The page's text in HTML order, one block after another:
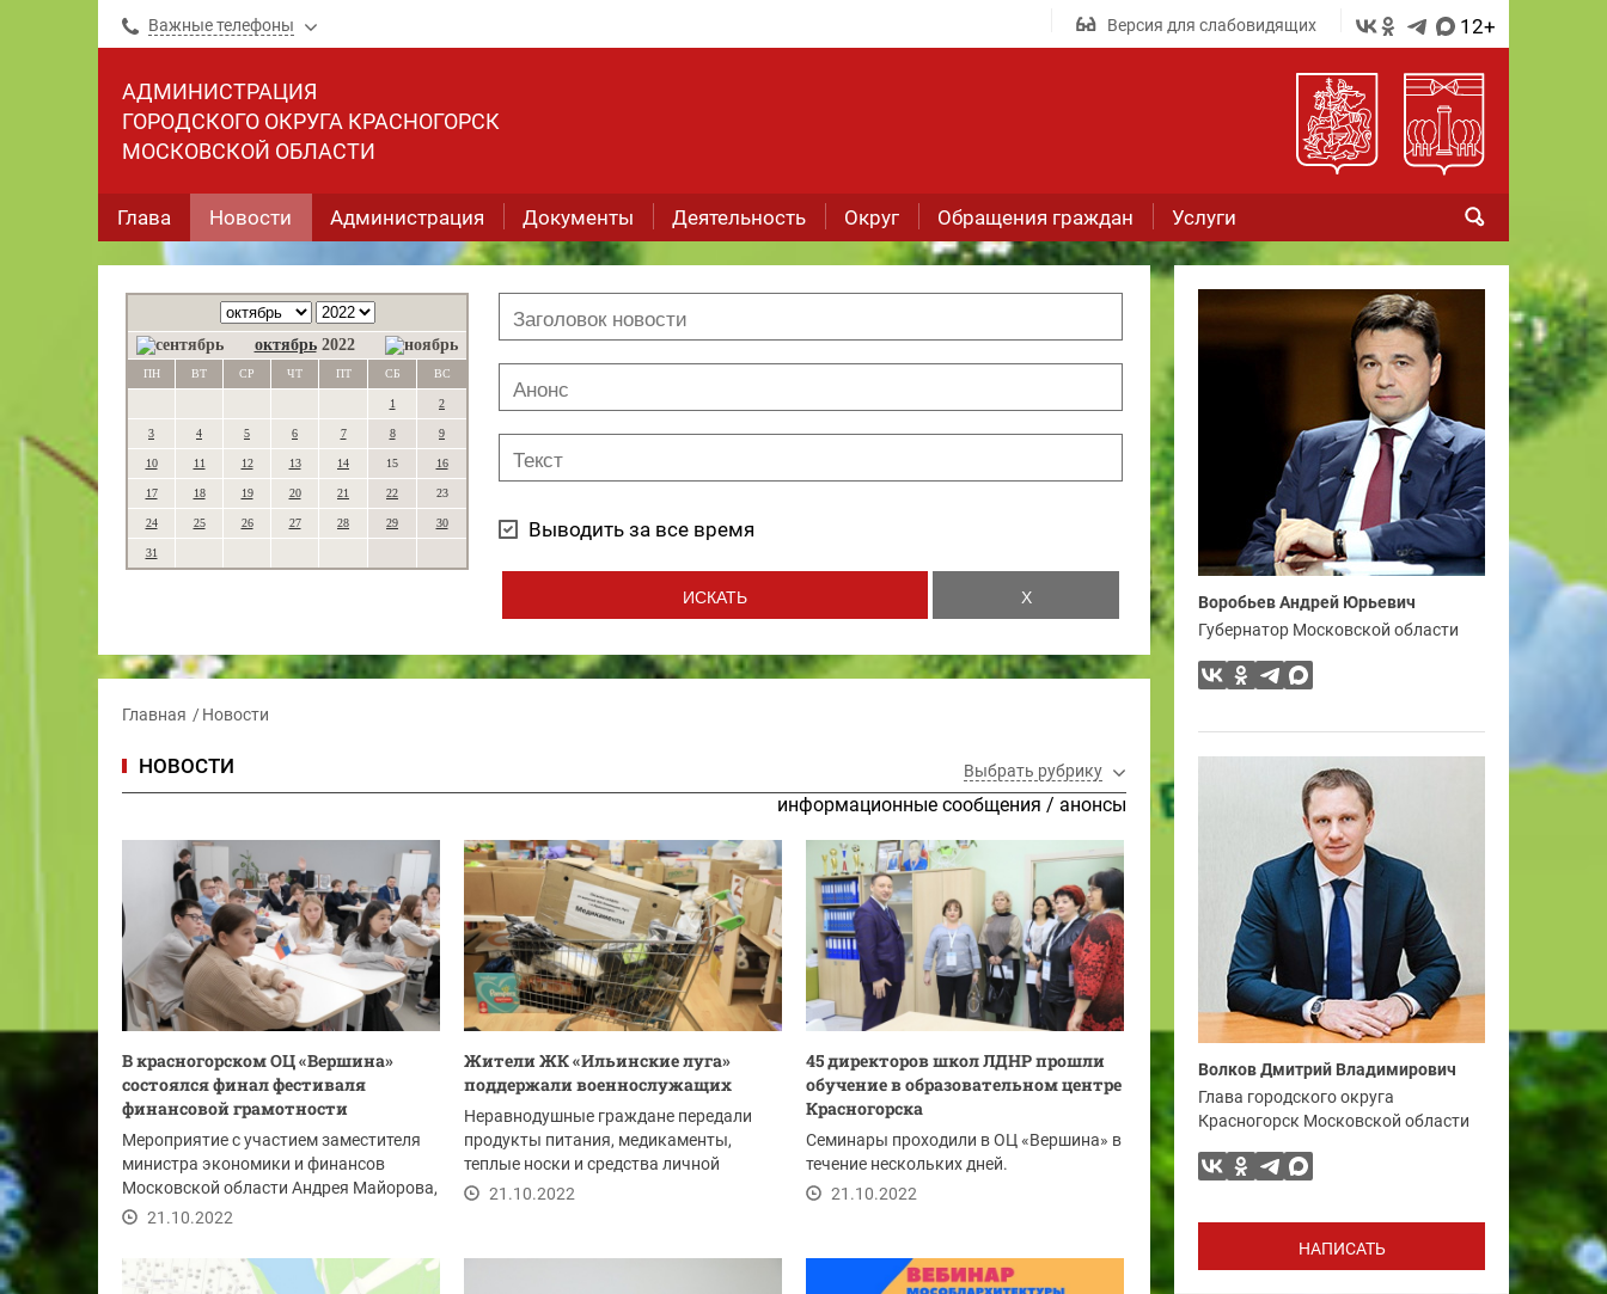
Важные телефоны Версия для слабовидящих 12+
АДМИНИСТРАЦИЯ
ГОРОДСКОГО ОКРУГА КРАСНОГОРСК
МОСКОВСКОЙ ОБЛАСТИ
Глава Новости Администрация Документы Деятельность Округ Обращения граждан Услуги
октябрь 2022
ПН ВТ СР ЧТ ПТ СБ ВС
1 2
3 4 5 6 7 8 9
10 11 12 13 14 15 16
17 18 19 20 21 22 23
24 25 26 27 28 29 30
31
Выводить за все время
Главная Новости
НОВОСТИ Выбрать рубрику
информационные сообщения / анонсы
В красногорском ОЦ «Вершина»
состоялся финал фестиваля
финансовой грамотности
Мероприятие с участием заместителя
министра экономики и финансов
Московской области Андрея Майорова,
замначальника ГУ...
21.10.2022
Жители ЖК «Ильинские луга»
поддержали военнослужащих
Неравнодушные граждане передали
продукты питания, медикаменты,
теплые носки и средства личной
гигиены.
21.10.2022
45 директоров школ ЛДНР прошли
обучение в образовательном центре
Красногорска
Семинары проходили в ОЦ «Вершина» в
течение нескольких дней.
21.10.2022
Воробьев Андрей Юрьевич
Губернатор Московской области
Волков Дмитрий Владимирович
Глава городского округа
Красногорск Московской области
НАПИСАТЬ